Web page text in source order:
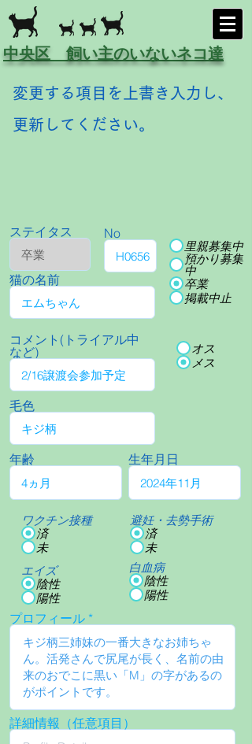
中央区 飼い主のいないネコ達
変更する項目を上書き入力し、
更新してください。
ステイタス No
猫の名前
里親募集中
預かり募集
中
卒業
掲載中止
コメント(トライアル中
など)
オス
メス
毛色
年齢
ワクチン接種
済
未
エイズ
陰性
陽性
生年月日
避妊・去勢手術
済
未
白血病
陰性
陽性
プロフィール
詳細情報（任意項目）